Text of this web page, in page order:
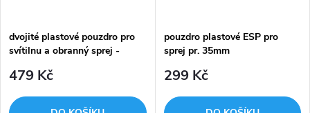
dvojité plastové pouzdro pro
svítilnu a obranný sprej -
479 Kč
pouzdro plastové ESP pro
sprej pr. 35mm
299 Kč